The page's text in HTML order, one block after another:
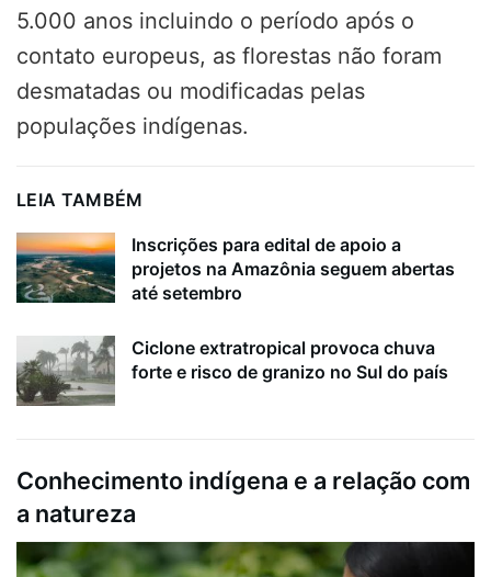
5.000 anos incluindo o período após o
contato europeus, as florestas não foram
desmatadas ou modificadas pelas
populações indígenas.
LEIA TAMBÉM
Inscrições para edital de apoio a
projetos na Amazônia seguem abertas
até setembro
Ciclone extratropical provoca chuva
forte e risco de granizo no Sul do país
Conhecimento indígena e a relação com
a natureza